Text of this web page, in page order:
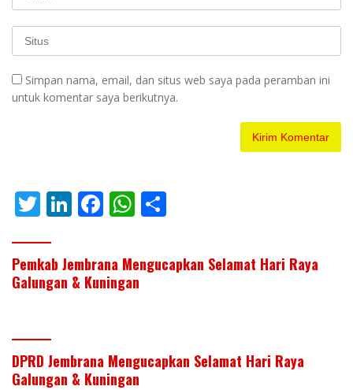
Simpan nama, email, dan situs web saya pada peramban ini
untuk komentar saya berikutnya.
T
w
itt
er
Li
n
k
e
F
ac
e
b
k
W
h
at
s
p
ar
e
Pemkab Jembrana Mengucapkan Selamat Hari Raya
Galungan & Kuningan
DPRD Jembrana Mengucapkan Selamat Hari Raya
Galungan & Kuningan